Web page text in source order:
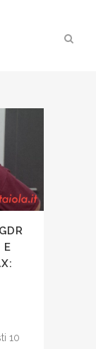
E
10